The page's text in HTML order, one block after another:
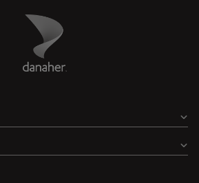
Danaher Logo